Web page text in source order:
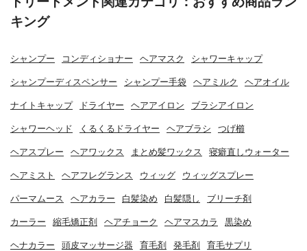
キング
シャンプー コンディショナー ヘアマスク シャワーキャップ
シャンプーディスペンサー シャンプー手袋 ヘアミルク ヘアオイル
ナイトキャップ ドライヤー ヘアアイロン ブラシアイロン
シャワーヘッド くるくるドライヤー ヘアブラシ つげ櫛
ヘアスプレー ヘアワックス まとめ髪ワックス 寝癖直しウォーター
ヘアミスト ヘアフレグランス ウィッグ ウィッグスプレー
パーマムース ヘアカラー 白髪染め 白髪隠し ブリーチ剤
カーラー 縮毛矯正剤 ヘアチョーク ヘアマスカラ 黒染め
ヘナカラー 頭皮マッサージ器 育毛剤 発毛剤 育毛サプリ